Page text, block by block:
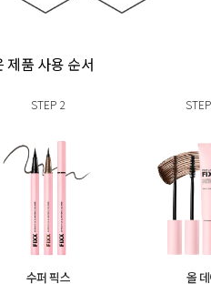
제품 사용 순서
STEP 2
수퍼 픽스
STEP
올